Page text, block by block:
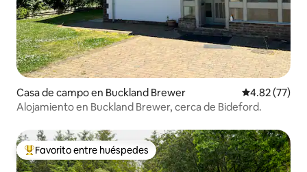
Casa de campo en Buckland Brewer Calificación
4.82 (77)
Alojamiento en Buckland Brewer, cerca de Bideford.
De los mejores en Favorito entre huéspedes
Favorito entre huéspedes